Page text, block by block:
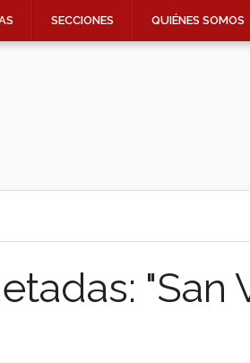
SECCIONES QUIÉNES SOMOS
"San